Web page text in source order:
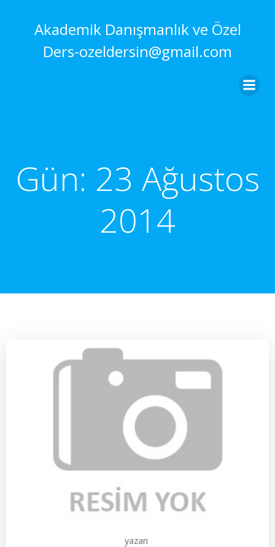
Akademik Danışmanlık ve Özel
Ders-ozeldersin@gmail.com
Gün: 23 Ağustos
2014
yazarı